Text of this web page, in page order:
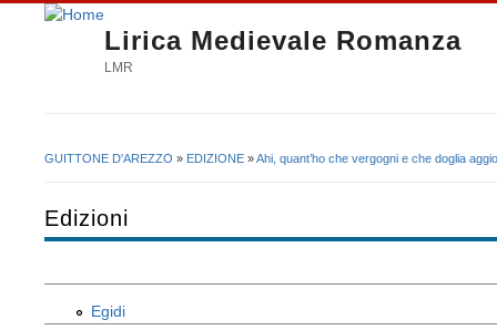
Lirica Medievale Romanza
LMR
GUITTONE D'AREZZO » EDIZIONE »Ahi, quant’ho che vergogni e che doglia aggio
Edizioni
Egidi